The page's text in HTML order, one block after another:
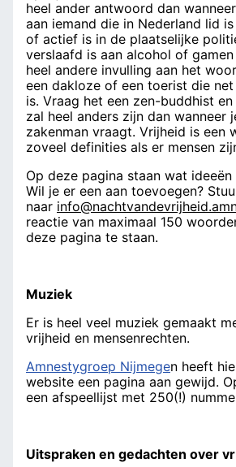
heel ander antwoord dan
aan iemand die in Nederland lid
of actief is in de plaatselijke
verslaafd is aan alcohol of
heel andere invulling aan het
een dakloze of een toerist die
is. Vraag het een zen-buddhist
zal heel anders zijn dan wanneer
zakenman vraagt. Vrijheid is een
zoveel definities als er mensen
Op deze pagina staan wat
Wil je er een aan toevoegen?
naar
reactie van maximaal 150
deze pagina te staan.
Muziek
Er is heel veel muziek gemaakt
vrijheid en mensenrechten.
Amnestygroep Nijmegen heeft
website een pagina aan gewijd.
een afspeellijst met 250(!)
Uitspraken en gedachten over